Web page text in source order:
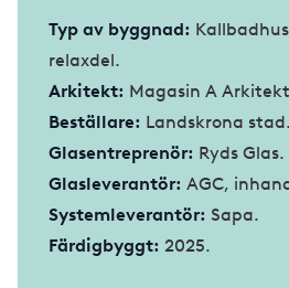
Typ av byggnad:
relaxdel.
Arkitekt: Magasin A
Beställare: Landskrona stad.
Glasentreprenör: Ryds Glas.
Glasleverantör: AGC,
Systemleverantör: Sapa.
Färdigbyggt: 2025.